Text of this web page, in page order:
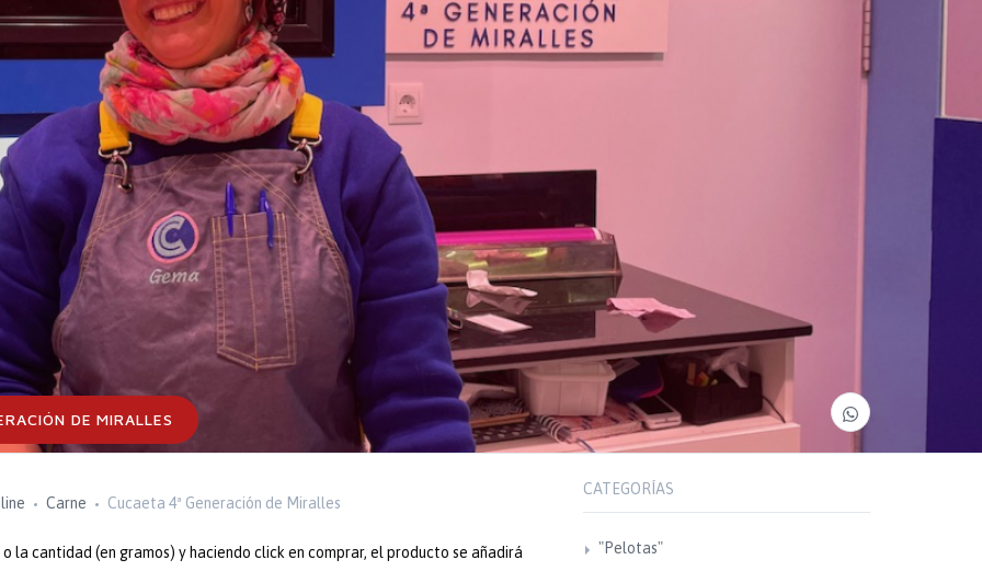
DE MIRALLES
Carne Cucaeta 4ª Generación de Miralles
la cantidad (en gramos) y haciendo click en comprar, el producto se añadirá
CATEGORÍAS
"Pelotas"